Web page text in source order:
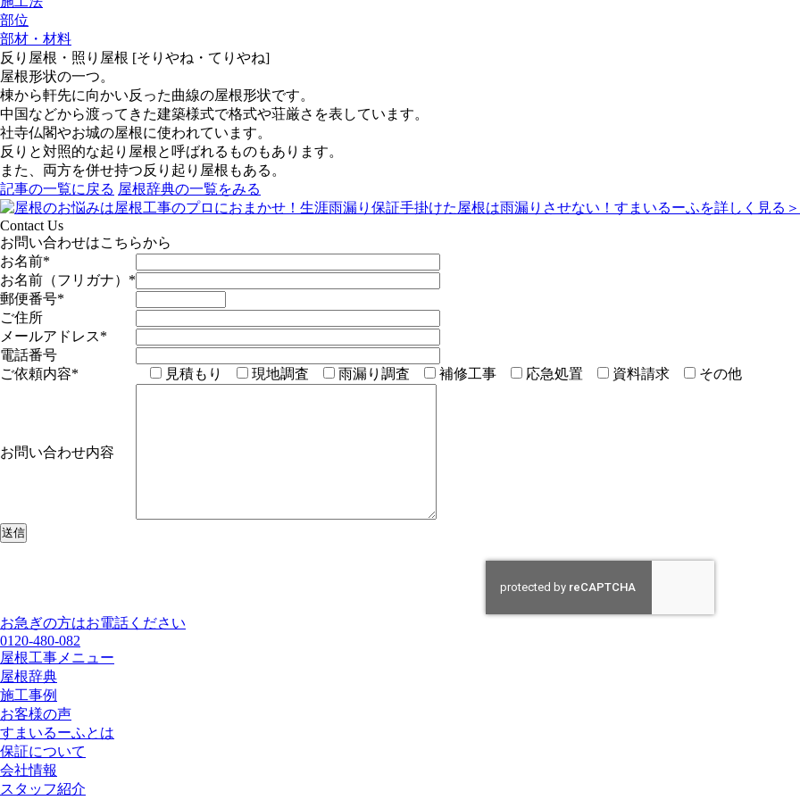
部位
部材・材料
反り屋根・照り屋根 [そりやね・てりやね]
屋根形状の一つ。
棟から軒先に向かい反った曲線の屋根形状です。
中国などから渡ってきた建築様式で格式や荘厳さを表しています。
社寺仏閣やお城の屋根に使われています。
反りと対照的な起り屋根と呼ばれるものもあります。
また、両方を併せ持つ反り起り屋根もある。
記事の一覧に戻る 屋根辞典の一覧をみる
Contact Us
お問い合わせはこちらから
お名前*
お名前（フリガナ） *
郵便番号*
ご住所
メールアドレス*
電話番号
ご依頼内容* 見積もり 現地調査 雨漏り調査 補修工事 応急処置 資料請求 その他
お問い合わせ内容
お急ぎの方はお電話ください
0120-480-082
屋根工事メニュー
屋根辞典
施工事例
お客様の声
すまいるーふとは
保証について
会社情報
スタッフ紹介